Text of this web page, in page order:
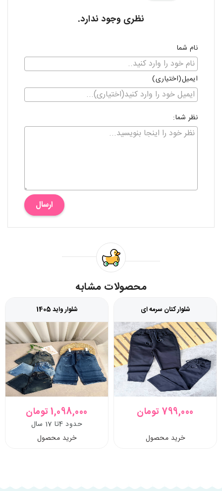
نظری وجود ندارد.
نام شما
ایمیل(اختیاری)
نظر شما:
ارسال
محصولات مشابه
شلوار کتان سرمه ای
799,000 تومان
خرید محصول
شلوار واید 1405
1,098,000 تومان
حدود 4تا 17 سال
خرید محصول